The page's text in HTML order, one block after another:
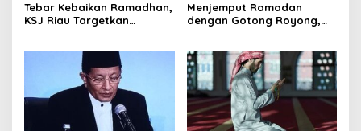
Tebar Kebaikan Ramadhan,
KSJ Riau Targetkan
Berbagai Wilayah
Menjemput Ramadan
dengan Gotong Royong,
Masjid